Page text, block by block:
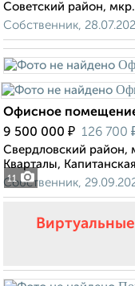
Советский район,
Собственник,
11
Офисное
9 500 000 ₽ 126 700
Свердловский
Кварталы,
Собственник,